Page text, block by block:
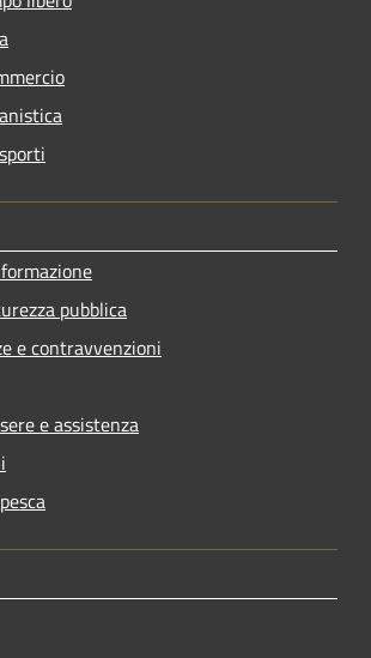
pubblica
e contravvenzioni
e assistenza